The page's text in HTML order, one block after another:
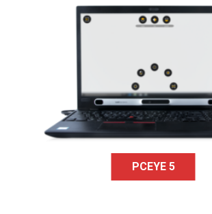
PCEYE 5
Le PCEye 5 est un eye
l’ordinateur simplement
regard afin de naviguer et
un ordinateur quel qu’il
utilisant uniquement les